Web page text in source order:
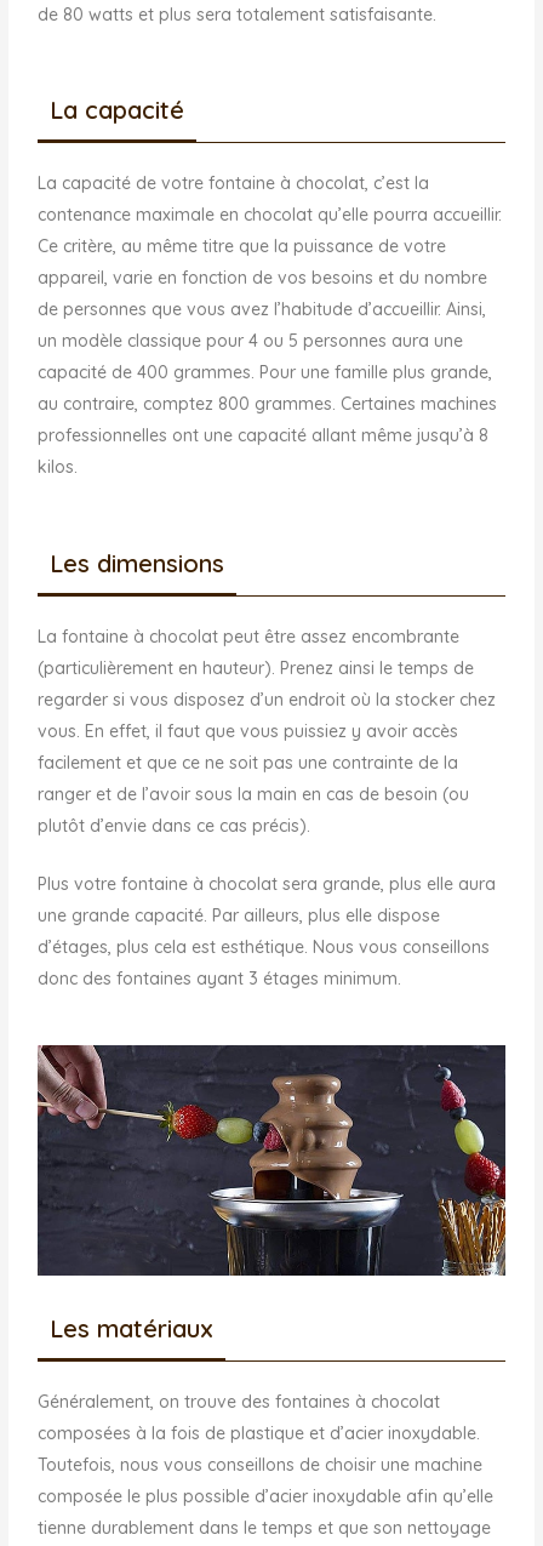
de 80 watts et plus sera totalement satisfaisante.
La capacité
La capacité de votre fontaine à chocolat, c’est la
contenance maximale en chocolat qu’elle pourra accueillir.
Ce critère, au même titre que la puissance de votre
appareil, varie en fonction de vos besoins et du nombre
de personnes que vous avez l’habitude d’accueillir. Ainsi,
un modèle classique pour 4 ou 5 personnes aura une
capacité de 400 grammes. Pour une famille plus grande,
au contraire, comptez 800 grammes. Certaines machines
professionnelles ont une capacité allant même jusqu’à 8
kilos.
Les dimensions
La fontaine à chocolat peut être assez encombrante
(particulièrement en hauteur). Prenez ainsi le temps de
regarder si vous disposez d’un endroit où la stocker chez
vous. En effet, il faut que vous puissiez y avoir accès
facilement et que ce ne soit pas une contrainte de la
ranger et de l’avoir sous la main en cas de besoin (ou
plutôt d’envie dans ce cas précis).
Plus votre fontaine à chocolat sera grande, plus elle aura
une grande capacité. Par ailleurs, plus elle dispose
d’étages, plus cela est esthétique. Nous vous conseillons
donc des fontaines ayant 3 étages minimum.
Les matériaux
Généralement, on trouve des fontaines à chocolat
composées à la fois de plastique et d’acier inoxydable.
Toutefois, nous vous conseillons de choisir une machine
composée le plus possible d’acier inoxydable afin qu’elle
tienne durablement dans le temps et que son nettoyage